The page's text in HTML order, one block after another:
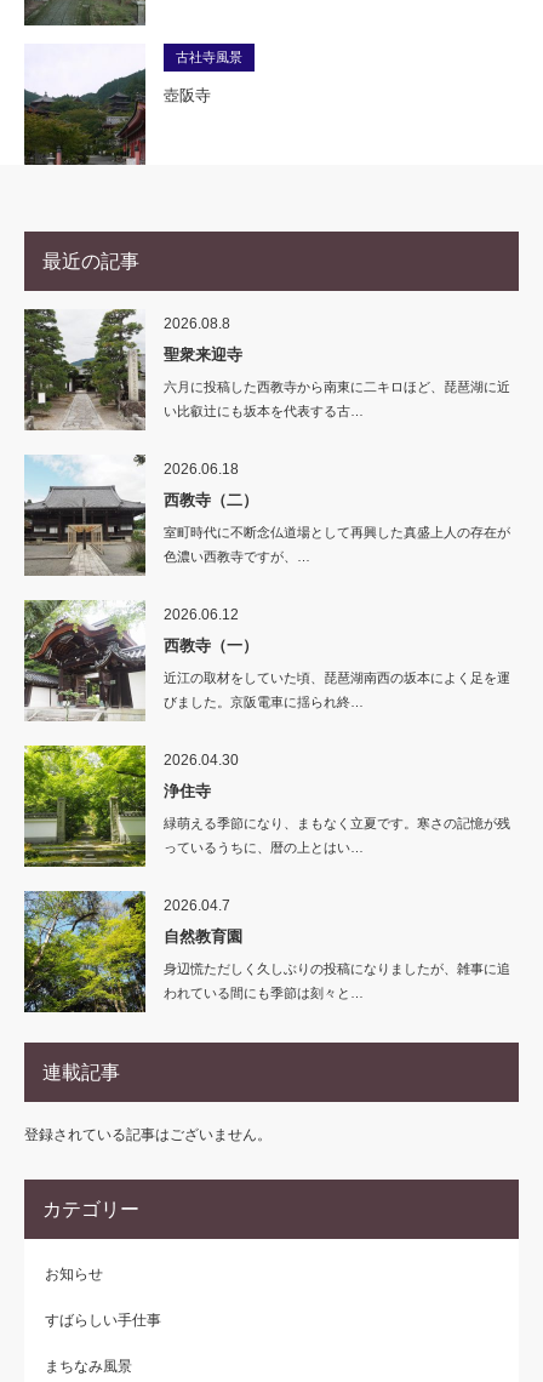
古社寺風景
壺阪寺
最近の記事
2026.08.8
聖衆来迎寺
六月に投稿した西教寺から南東に二キロほど、琵琶湖に近
い比叡辻にも坂本を代表する古…
2026.06.18
西教寺（二）
室町時代に不断念仏道場として再興した真盛上人の存在が
色濃い西教寺ですが、…
2026.06.12
西教寺（一）
近江の取材をしていた頃、琵琶湖南西の坂本によく足を運
びました。京阪電車に揺られ終…
2026.04.30
浄住寺
緑萌える季節になり、まもなく立夏です。寒さの記憶が残
っているうちに、暦の上とはい…
2026.04.7
自然教育園
身辺慌ただしく久しぶりの投稿になりましたが、雑事に追
われている間にも季節は刻々と…
連載記事
登録されている記事はございません。
カテゴリー
お知らせ
すばらしい手仕事
まちなみ風景